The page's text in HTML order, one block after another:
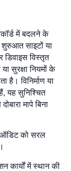
में बदलने के
शुरुआत साइटों या
विस्तृत
सुरक्षा नियमों के
विनिर्माण या
यह सुनिश्चित
मापे बिना
ऑडिट को सरल
कार्यों में स्थान की